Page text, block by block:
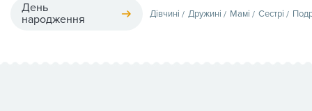
День
народження
Дівчині Дружині Мамі Сестрі